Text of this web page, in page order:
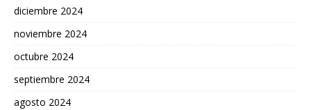
diciembre 2024
noviembre 2024
octubre 2024
septiembre 2024
agosto 2024